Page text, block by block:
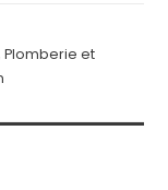
Plomberie et